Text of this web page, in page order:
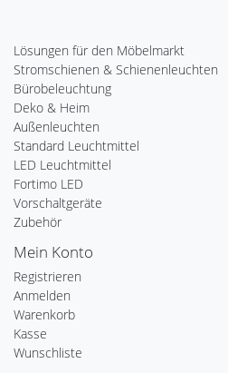
Lösungen für den Möbelmarkt
Stromschienen & Schienenleuchten
Bürobeleuchtung
Deko & Heim
Außenleuchten
Standard Leuchtmittel
LED Leuchtmittel
Fortimo LED
Vorschaltgeräte
Zubehör
Mein Konto
Registrieren
Anmelden
Warenkorb
Kasse
Wunschliste